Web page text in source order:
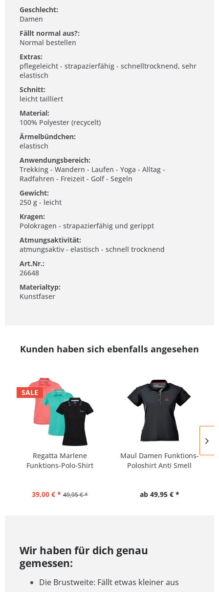
Geschlecht:
Damen
Fällt normal aus?:
Normal bestellen
Extras:
pflegeleicht - strapazierfähig - schnelltrocknend, sehr
elastisch
Schnitt:
leicht tailliert
Material:
100% Polyester (recycelt)
Ärmelbündchen:
elastisch
Anwendungsbereich:
Trekking - Wandern - Laufen - Yoga - Alltag -
Radfahren - Freizeit - Golf - Segeln
Gewicht:
250 g - leicht
Kragen:
Polokragen - strapazierfähig und gerippt
Atmungsaktivität:
atmungsaktiv - elastisch - schnell trocknend
Art.Nr.:
26648
Materialtyp:
Kunstfaser
Kunden haben sich ebenfalls angesehen
SALE
Regatta Marlene
Funktions-Polo-Shirt
39,00 € * 49,95 € *
Maul Damen Funktions-
Poloshirt Anti Smell
ab 49,95 € *
Wir haben für dich genau
gemessen:
Die Brustweite: Fällt etwas kleiner aus